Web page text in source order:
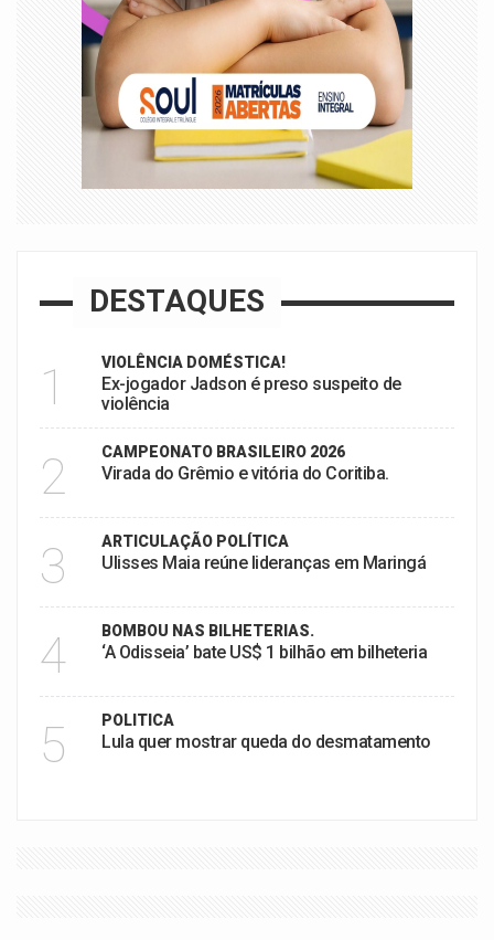
DESTAQUES
1 VIOLÊNCIA DOMÉSTICA!
Ex-jogador Jadson é preso suspeito de
violência
2 CAMPEONATO BRASILEIRO 2026
Virada do Grêmio e vitória do Coritiba.
3 ARTICULAÇÃO POLÍTICA
Ulisses Maia reúne lideranças em Maringá
4 BOMBOU NAS BILHETERIAS.
‘A Odisseia’ bate US$ 1 bilhão em bilheteria
5 POLITICA
Lula quer mostrar queda do desmatamento